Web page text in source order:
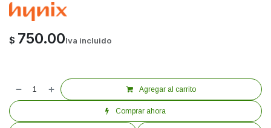
$ 750.00Iva incluido
Agregar al carrito
Comprar ahora